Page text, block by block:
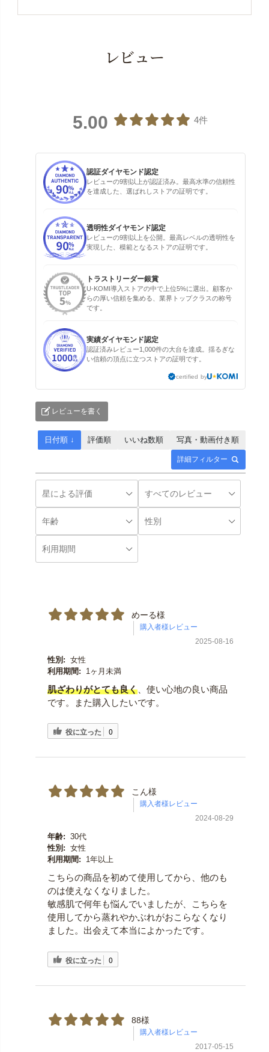
レビュー
5.00 4件
認証ダイヤモンド認定
レビューの9割以上が認証済み。最高水準の信頼性
を達成した、選ばれしストアの証明です。
透明性ダイヤモンド認定
レビューの9割以上を公開。最高レベルの透明性を
実現した、模範となるストアの証明です。
トラストリーダー銀賞
U-KOMI導入ストアの中で上位5%に選出。顧客か
らの厚い信頼を集める、業界トップクラスの称号
です。
実績ダイヤモンド認定
認証済みレビュー1,000件の大台を達成。揺るぎな
い信頼の頂点に立つストアの証明です。
certified by
レビューを書く
詳細フィルター
日付順 ↓ 評価順 いいね数順 写真・動画付き順
めーる様
2025-08-16
性別: 女性
利用期間:
1ヶ月未満
肌ざわりがとても良く、使い心地の良い商品
です。また購入したいです。
役に立った 0
こん様
2024-08-29
年齢: 30代
性別: 女性
利用期間:
1年以上
こちらの商品を初めて使用してから、他のも
のは使えなくなりました。
敏感肌で何年も悩んでいましたが、こちらを
使用してから蒸れやかぶれがおこらなくなり
ました。出会えて本当によかったです。
役に立った 0
88様
2017-05-15